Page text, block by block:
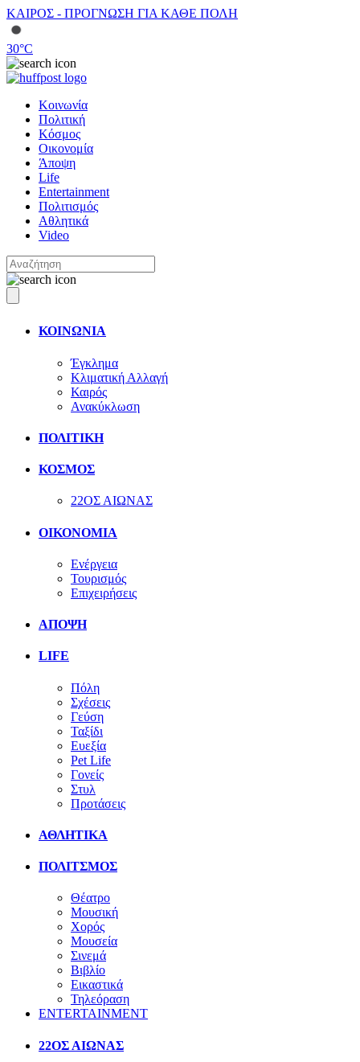
ΚΑΙΡΟΣ - ΠΡΟΓΝΩΣΗ ΓΙΑ ΚΑΘΕ ΠΟΛΗ
30°C
Κοινωνία
Πολιτική
Κόσμος
Οικονομία
Άποψη
Life
Entertainment
Πολιτισμός
Αθλητικά
Video
ΚΟΙΝΩΝΙΑ
Έγκλημα
Κλιματική Αλλαγή
Καιρός
Ανακύκλωση
ΠΟΛΙΤΙΚΗ
ΚΟΣΜΟΣ
22ΟΣ ΑΙΩΝΑΣ
ΟΙΚΟΝΟΜΙΑ
Ενέργεια
Τουρισμός
Επιχειρήσεις
ΑΠΟΨΗ
LIFE
Πόλη
Σχέσεις
Γεύση
Ταξίδι
Ευεξία
Pet Life
Γονείς
Στυλ
Προτάσεις
ΑΘΛΗΤΙΚΑ
ΠΟΛΙΤΣΜΟΣ
Θέατρο
Μουσική
Χορός
Μουσεία
Σινεμά
Βιβλίο
Εικαστικά
Τηλεόραση
ENTERTAINMENT
22ΟΣ ΑΙΩΝΑΣ